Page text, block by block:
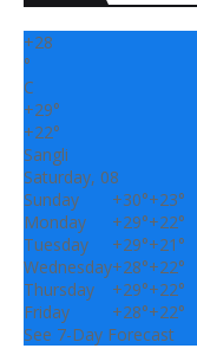
+28
°
C
+29°
+22°
Sangli
Saturday, 08
Sunday
+30°+23°
Monday
+29°+22°
Tuesday
+29°+21°
Wednesday+28°+22°
Thursday
+29°+22°
Friday
+28°+22°
See 7-Day Forecast